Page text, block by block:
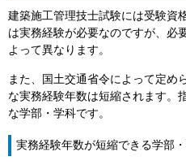
建築施工管理技士試験には受験資
は実務経験が必要なのですが、必
よって異なります。
また、国土交通省令によって定め
な実務経験年数は短縮されます。
な学部・学科です。
実務経験年数が短縮できる学部